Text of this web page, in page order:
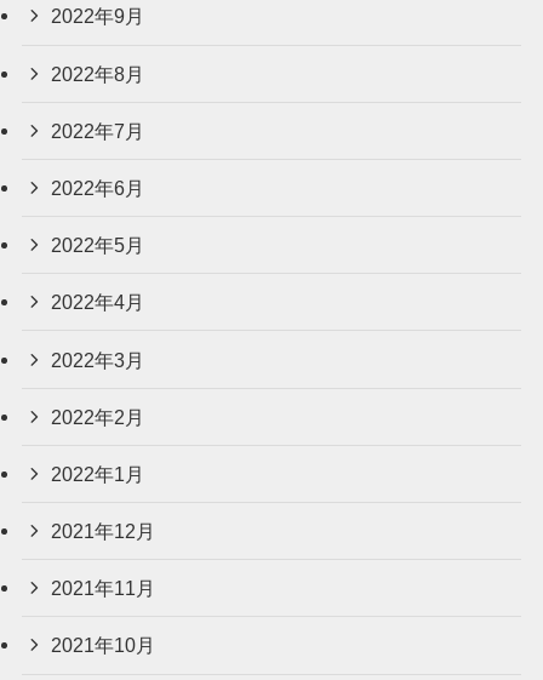
2022年9月
2022年8月
2022年7月
2022年6月
2022年5月
2022年4月
2022年3月
2022年2月
2022年1月
2021年12月
2021年11月
2021年10月